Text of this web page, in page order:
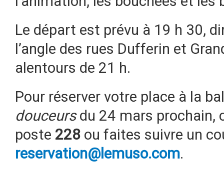
Le départ est prévu à 19 h 30,
l’angle des rues Dufferin et
alentours de 21 h.
Pour réserver votre place à la
douceursdu 24 mars prochain,
poste 228 ou faites suivre un
reservation@lemuso.com.